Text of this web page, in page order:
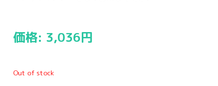
価格: 3,036円
Out of stock